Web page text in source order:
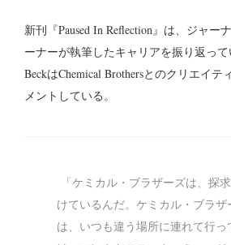
新刊『Paused In Reflection』は、ジャー
ーナーが執筆したキャリアを振り返って
BeckはChemical Brothersとのクリエイテ
メントしている。
「ケミカル・ブラザーズは、探
けているんだ。ケミカル・ブラザ
は、いつも違う場所に連れて行っ